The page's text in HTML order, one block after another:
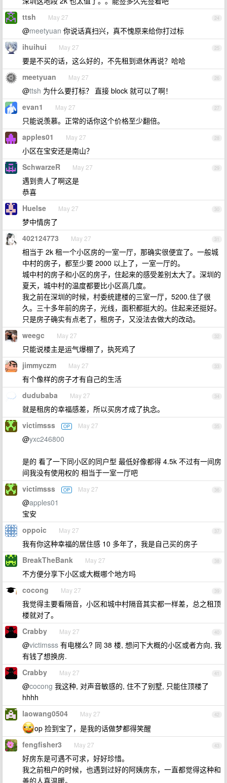
24
ttsh May 27
@meetyuan 你说话真扫兴，真不愧原来给你打过标
25
ihuihui May 27
要是不买的话，这么好的，不先租到退休再说？哈哈
26
meetyuan May 27
@ttsh 为什么要打标？ 直接 block 就可以了啊！
27
evan1 May 27
只能说羡慕。正常的话你这个价格至少翻倍。
28
apples01 May 27
小区在宝安还是南山？
29
SchwarzeR May 27
遇到贵人了啊这是
恭喜
30
Huelse May 27
梦中情房了
31
402124773 May 27
相当于 2k 租一个小区房的一室一厅，那确实很便宜了。一般城
中村的房子，都至少要 2000 以上了，一室一厅的。
城中村的房子和小区的房子，住起来的感受差别太大了。深圳的
夏天，城中村的温度都要比小区高几度。
我之前在深圳的时候，村委统建楼的三室一厅，5200.住了很
久。三十多年前的房子，光线，面积都挺大的。住起来还挺好。
只是房子确实有点老了，租房子，又没法去做大的改动。
32
weegc May 27
只能说楼主是运气爆棚了，执死鸡了
33
jimmyczm May 27
有个像样的房子才有自己的生活
34
dudubaba May 27
就是租房的幸福感差，所以买房才成了执念。
35
victimsss OP May 27
@yxc246800
是的 看了一下同小区的同户型 最低好像都得 4.5k 不过有一间房
间我没有使用权的 相当于一室一厅吧
36
victimsss OP May 27
@apples01
宝安
37
oppoic May 27
我有你这种幸福的居住感 10 多年了，我是自己买的房子
38
BreakTheBank May 27
不方便分享下小区或大概哪个地方吗
39
cocong May 27
我觉得主要看隔音，小区和城中村隔音其实都一样差，总之租顶
楼就对了。
40
Crabby May 27
@victimsss 有电梯么? 同 38 楼, 想问下大概的小区或者方向, 我
有钱了想换房.
41
Crabby May 27
@cocong 我这种, 对声音敏感的, 住不了别墅, 只能住顶楼了
hhhh
42
laowang0504 May 27
op 捡到宝了，是我的话做梦都得笑醒
43
fengfisher3 May 27
好房东是可遇不可求，好好珍惜。
我之前租户的时候，也遇到过好的阿姨房东，一直都觉得这种和
善的人真温暖。